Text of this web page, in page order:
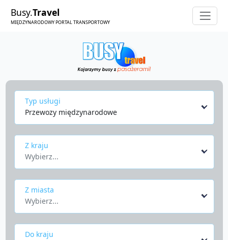
Busy.Travel
MIĘDZYNARODOWY PORTAL TRANSPORTOWY
Typ usługi
Przewozy międzynarodowe
Z kraju
Wybierz...
Z miasta
Wybierz...
Do kraju